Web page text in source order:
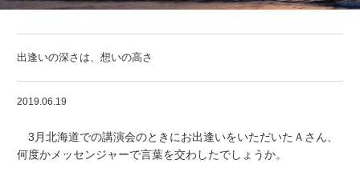
出逢いの深さは、想いの高さ
2019.06.19
3月北海道での講演会のときにお出逢いをいただいたＡさん、
何度かメッセンジャーで言葉を交わしたでしょうか。